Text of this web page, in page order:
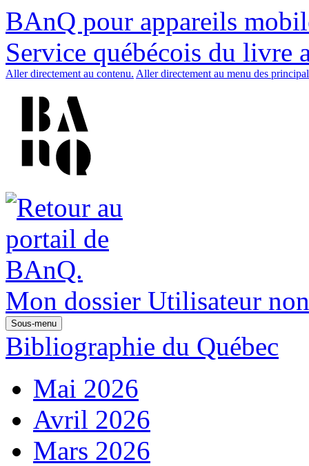
BAnQ pour appareils
Service québécois du livre
Aller directement au contenu. Aller directement au menu des
Mon dossier Utilisateur
Sous-menu
Bibliographie du Québec
Mai 2026
Avril 2026
Mars 2026